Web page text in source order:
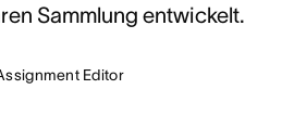
Sammlung entwickelt.
Editor